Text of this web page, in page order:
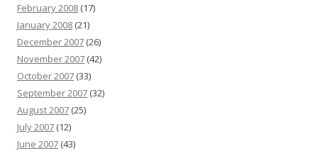
February 2008 (17)
January 2008 (21)
December 2007 (26)
November 2007 (42)
October 2007 (33)
September 2007 (32)
August 2007 (25)
July 2007 (12)
June 2007 (43)